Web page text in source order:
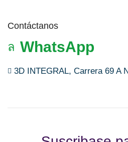
Contáctanos
WhatsApp
3D INTEGRAL, Carrera 69 A